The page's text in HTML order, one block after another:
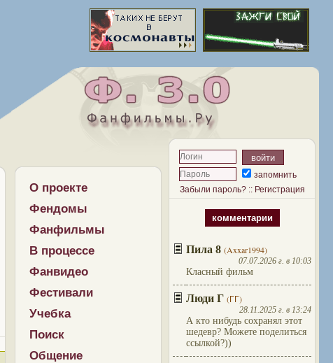
О проекте
Фендомы
Фанфильмы
В процессе
Фанвидео
Фестивали
Учебка
Поиск
Общение
запомнить
Забыли пароль?:: Регистрация
комментарии
Пила 8 (Axxar1994)
07.07.2026 г. в 10:03
Класный фильм
Люди Г (ГГ)
28.11.2025 г. в 13:24
А кто нибудь сохранял этот
шедевр? Можете поделиться
ссылкой?))